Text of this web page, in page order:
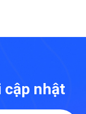
cập nhật